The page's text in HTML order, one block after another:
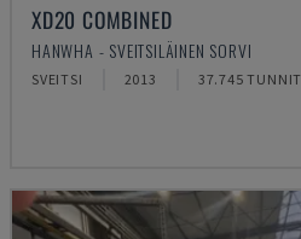
XD20 COMBINED
HANWHA - SVEITSILÄINEN SORVI
SVEITSI 2013 37.745 TUNNIT